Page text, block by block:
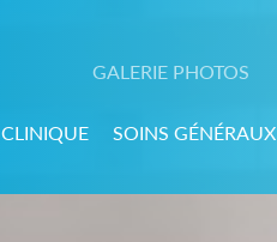
GALERIE PHOTOS
SOINS GÉNÉRAUX